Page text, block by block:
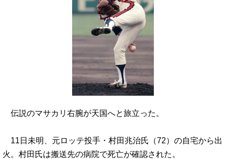
伝説のマサカリ右腕が天国へと旅立った。
11日未明、元ロッテ投手・村田兆治氏（72）の自宅から出
火。村田氏は搬送先の病院で死亡が確認された。